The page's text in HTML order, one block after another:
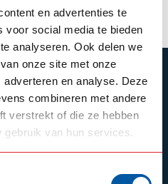
en advertenties te
voor social media te bieden
analyseren. Ook delen we
onze site met onze
en analyse. Deze
combineren met andere
verstrekt of die ze hebben
van hun services.
latest offers